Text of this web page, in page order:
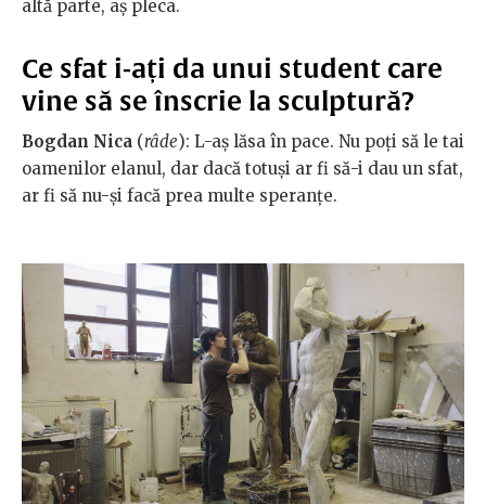
altă parte, aș pleca.
Ce sfat i-ați da unui student care
vine să se înscrie la sculptură?
Bogdan Nica (râde): L-aș lăsa în pace. Nu poți să le tai
oamenilor elanul, dar dacă totuși ar fi să-i dau un sfat,
ar fi să nu-și facă prea multe speranțe.